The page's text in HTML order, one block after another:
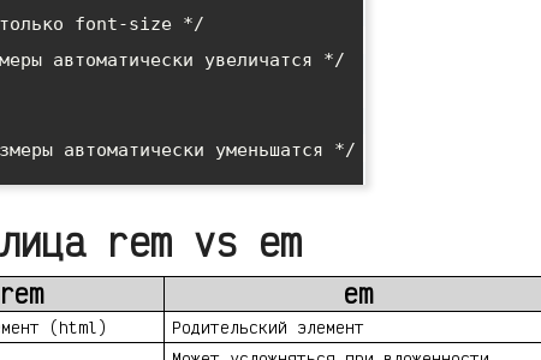
только font-size */
rem vs em
rem em
(html)
Родительский элемент